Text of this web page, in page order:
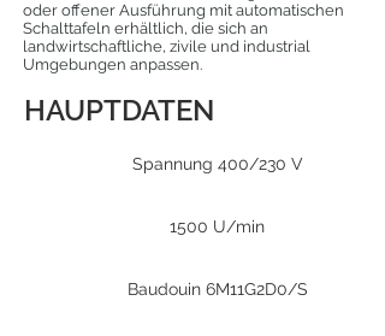
oder offener Ausführung mit automatischen
Schalttafeln erhältlich, die sich an
landwirtschaftliche, zivile und industrial
Umgebungen anpassen.
HAUPTDATEN
Spannung 400/230 V
1500 U/min
Baudouin 6M11G2D0/S